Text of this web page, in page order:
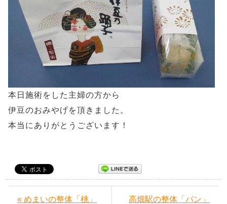
本日施術をした主婦の方から
伊豆のおみやげを頂きました。
本当にありがとうございます！
« めまいの整体「桃」
高畑駅の整体「パン」